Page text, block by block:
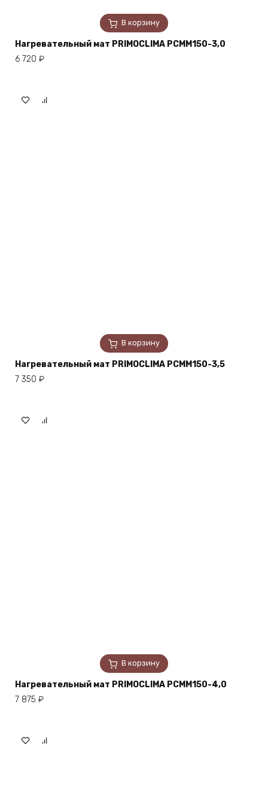
В корзину
Нагревательный мат PRIMOCLIMA PCMM150-3,0
6 720 ₽
В корзину
Нагревательный мат PRIMOCLIMA PCMM150-3,5
7 350 ₽
В корзину
Нагревательный мат PRIMOCLIMA PCMM150-4,0
7 875 ₽